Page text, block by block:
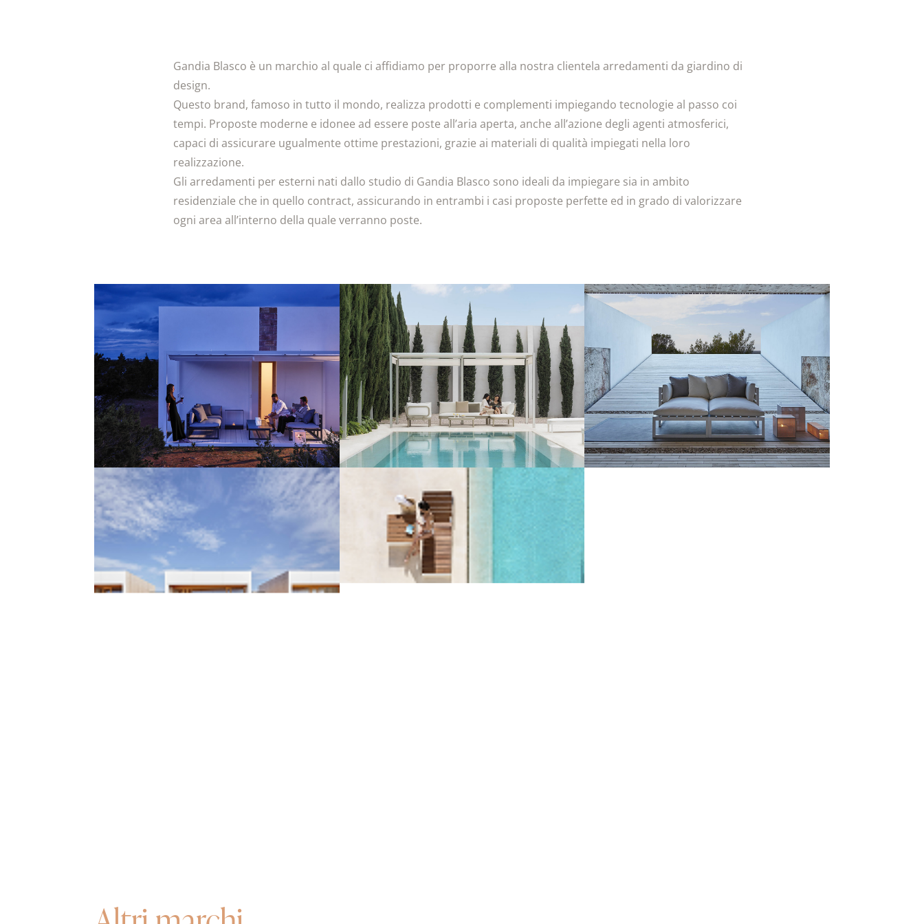
Gandia Blasco è un marchio al quale ci affidiamo per proporre alla nostra clientela arredamenti da giardino di
design.
Questo brand, famoso in tutto il mondo, realizza prodotti e complementi impiegando tecnologie al passo coi
tempi. Proposte moderne e idonee ad essere poste all’aria aperta, anche all’azione degli agenti atmosferici,
capaci di assicurare ugualmente ottime prestazioni, grazie ai materiali di qualità impiegati nella loro
realizzazione.
Gli arredamenti per esterni nati dallo studio di Gandia Blasco sono ideali da impiegare sia in ambito
residenziale che in quello contract, assicurando in entrambi i casi proposte perfette ed in grado di valorizzare
ogni area all’interno della quale verranno poste.